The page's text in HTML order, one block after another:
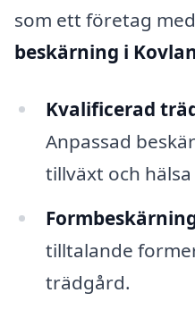
som ett företag
beskärning i
Kvalificerad
Anpassad
tillväxt och
tilltalande
trädgård.